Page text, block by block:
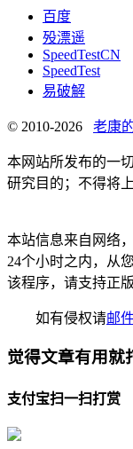
百度
殁漂遥
SpeedTestCN
SpeedTest
易破解
© 2010-2026 老康
本网站所发布的一
研究目的；不得将
本站信息来自网络
24个小时之内，从
该程序，请支持正
如有侵权请邮
觉得文章有用就
支付宝扫一扫打赏